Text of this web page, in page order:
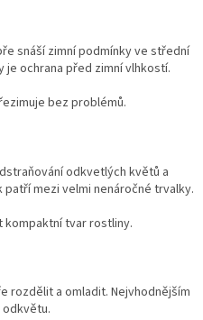
snáší zimní podmínky ve střední
ochrana před zimní vlhkostí.
bez problémů.
odkvetlých květů a
mezi velmi nenáročné trvalky.
kompaktní tvar rostliny.
rozdělit a omladit. Nejvhodnějším